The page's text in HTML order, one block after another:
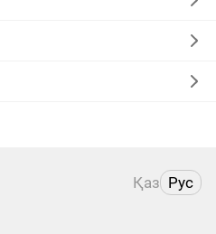
Қаз Рус